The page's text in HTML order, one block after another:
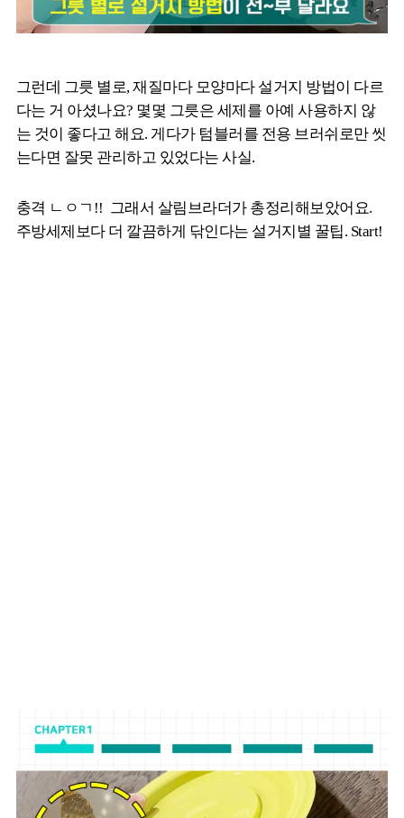
그런데 그릇 별로, 재질마다 모양마다 설거지 방법이 다르
다는 거 아셨나요? 몇몇 그릇은 세제를 아예 사용하지 않
는 것이 좋다고 해요. 게다가 텀블러를 전용 브러쉬로만 씻
는다면 잘못 관리하고 있었다는 사실.
충격 ㄴㅇㄱ!! 그래서 살림브라더가 총정리해보았어요.
주방세제보다 더 깔끔하게 닦인다는 설거지별 꿀팁. Start!